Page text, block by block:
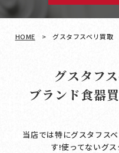
HOME > グスタフスベリ買取
グスタフ
ブランド食器
当店では特にグスタフス
す!使ってないグ